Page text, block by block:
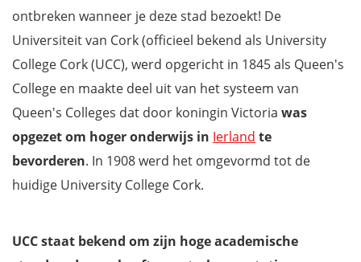
ontbreken wanneer je deze stad bezoekt! De
Universiteit van Cork (officieel bekend als University
College Cork (UCC), werd opgericht in 1845 als Queen's
College en maakte deel uit van het systeem van
Queen's Colleges dat door koningin Victoria was
opgezet om hoger onderwijs in Ierland te
bevorderen. In 1908 werd het omgevormd tot de
huidige University College Cork.
UCC staat bekend om zijn hoge academische